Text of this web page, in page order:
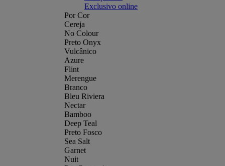
Exclusivo online
Por Cor
Cereja
No Colour
Preto Onyx
Vulcânico
Azure
Flint
Merengue
Branco
Bleu Riviera
Nectar
Bamboo
Deep Teal
Preto Fosco
Sea Salt
Garnet
Nuit